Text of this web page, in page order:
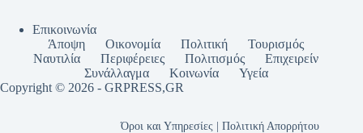
Επικοινωνία
Άποψη
Οικονομία Πολιτική
Τουρισμός
Ναυτιλία
Περιφέρειες Πολιτισμός
Επιχειρείν
Συνάλλαγμα
Κοινωνία
Υγεία
Copyright © 2026 - GRPRESS,GR
Όροι και Υπηρεσίες | Πολιτική Απορρήτου